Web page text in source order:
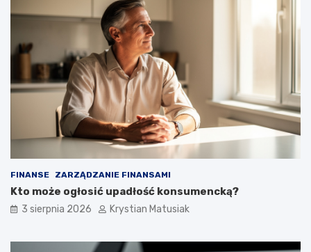
FINANSE ZARZĄDZANIE FINANSAMI
Kto może ogłosić upadłość konsumencką?
3 sierpnia 2026 Krystian Matusiak